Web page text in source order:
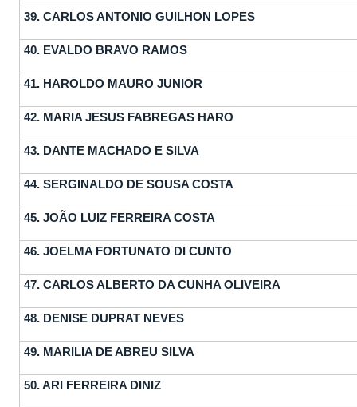
39.CARLOS ANTONIO GUILHON LOPES
40. EVALDO BRAVO RAMOS
41. HAROLDO MAURO JUNIOR
42. MARIA JESUS FABREGAS HARO
43. DANTE MACHADO E SILVA
44.SERGINALDO DE SOUSA COSTA
45.JOÃO LUIZ FERREIRA COSTA
46.JOELMA FORTUNATO DI CUNTO
47.CARLOS ALBERTO DA CUNHA OLIVEIRA
48. DENISE DUPRAT NEVES
49. MARILIA DE ABREU SILVA
50.ARI FERREIRA DINIZ